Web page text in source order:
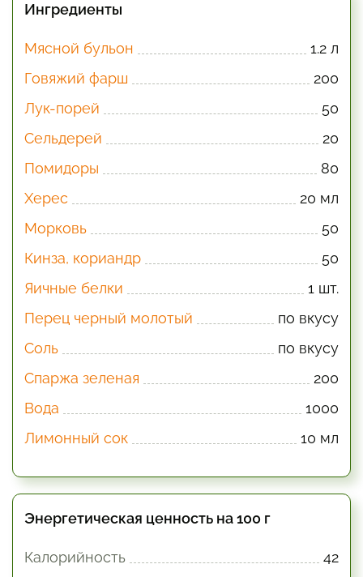
Ингредиенты
Мясной бульон
1.2 л
Говяжий фарш
200
Лук-порей
50
Сельдерей
20
Помидоры
80
Херес
20 мл
Морковь
50
Кинза, кориандр
50
Яичные белки
1 шт.
Перец черный молотый
по вкусу
Соль
по вкусу
Спаржа зеленая
200
Вода
1000
Лимонный сок
10 мл
Энергетическая ценность на 100 г
Калорийность
42